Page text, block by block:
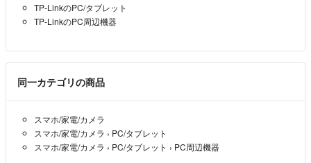
TP-LinkのPC/タブレット
TP-LinkのPC周辺機器
同一カテゴリの商品
スマホ/家電/カメラ
スマホ/家電/カメラ › PC/タブレット
スマホ/家電/カメラ › PC/タブレット › PC周辺機器